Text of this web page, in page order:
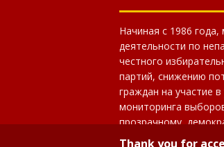
Hачиная с 1986
деятельности по
честного
партий, снижению
граждан на участие
мониторинга
прозрачному,
избирателей.
Thank you for